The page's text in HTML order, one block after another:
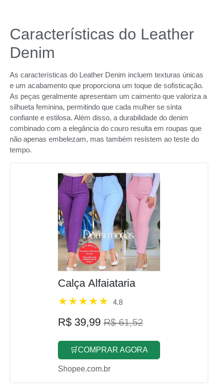
Características do Leather
Denim
As características do Leather Denim incluem texturas únicas
e um acabamento que proporciona um toque de sofisticação.
As peças geralmente apresentam um caimento que valoriza a
silhueta feminina, permitindo que cada mulher se sinta
confiante e estilosa. Além disso, a durabilidade do denim
combinado com a elegância do couro resulta em roupas que
não apenas embelezam, mas também resistem ao teste do
tempo.
Calça Alfaiataria
4.8
R$ 39,99 R$ 61,52
🛒COMPRAR AGORA
Shopee.com.br